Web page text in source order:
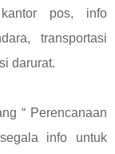
pos, info
transportasi
darurat.
“ Perencanaan
info untuk